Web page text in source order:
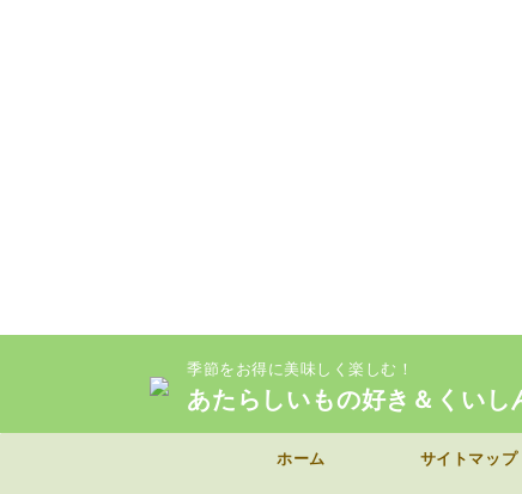
季節をお得に美味しく楽しむ！
あたらしいもの好き＆くい
ホーム サイトマップ